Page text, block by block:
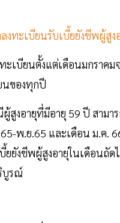
ลงทะเบียนรับเบี้ยยังชีพผู้สูง
ะเบียนตั้งแต่เดือนมกราคม
ของทุกปี
สูงอายุที่มีอายุ 59 ปี สามา
พ.ย.65 และเดือน ม.ค.
ยยังชีพผู้สูงอายุในเดือนถัด
บูรณ์